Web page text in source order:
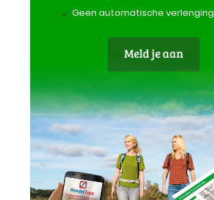
Geen automatische verlenging
Meld je aan